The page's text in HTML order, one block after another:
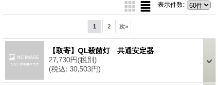
表示件数:
1 2 次»
【取寄】QL殺菌灯 共通安定器
27,730円(税別)
(税込: 30,503円)